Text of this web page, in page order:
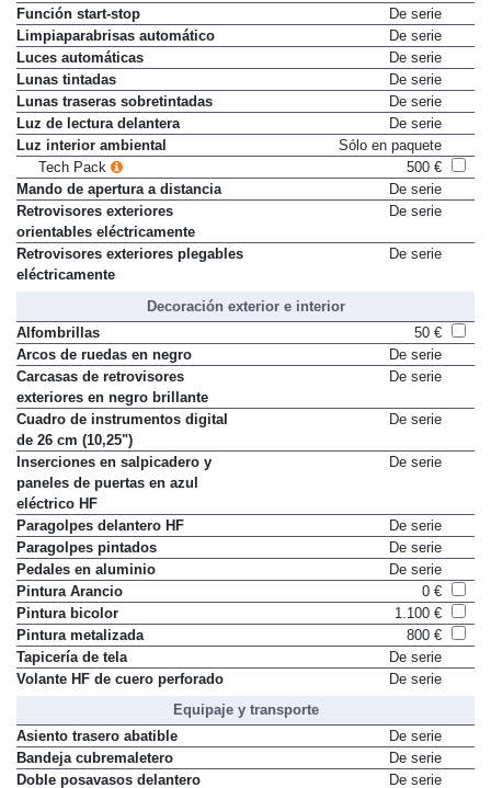
automático
Función start-stop
De serie
Limpiaparabrisas automático
De serie
Luces automáticas
De serie
Lunas tintadas
De serie
Lunas traseras sobretintadas
De serie
Luz de lectura delantera
De serie
Luz interior ambiental
Sólo en paquete
Tech Pack
500 €
Mando de apertura a distancia
De serie
Retrovisores exteriores
orientables eléctricamente
Retrovisores exteriores plegables
Decoración exterior e interior
Alfombrillas
50 €
Arcos de ruedas en negro
De serie
Carcasas de retrovisores
exteriores en negro brillante
Cuadro de instrumentos digital
de 26 cm (10,25")
Inserciones en salpicadero y
paneles de puertas en azul
eléctrico HF
Paragolpes delantero HF
De serie
Paragolpes pintados
De serie
Pedales en aluminio
De serie
Pintura Arancio
0 €
Pintura bicolor
1.100 €
Pintura metalizada
800 €
Tapicería de tela
De serie
Equipaje y transporte
Asiento trasero abatible
De serie
Bandeja cubremaletero
De serie